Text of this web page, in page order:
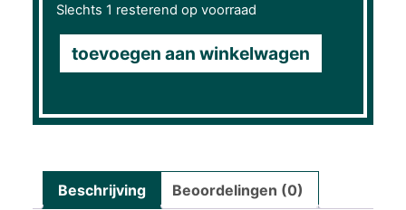
Slechts 1 resterend op voorraad
toevoegen aan winkelwagen
Beschrijving Beoordelingen (0)